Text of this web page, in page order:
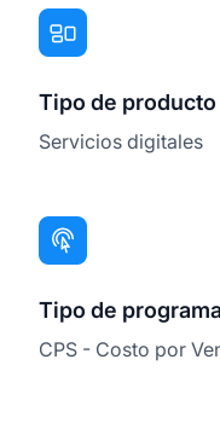
Tipo de producto
Servicios digitales
Tipo de
CPS - Costo por